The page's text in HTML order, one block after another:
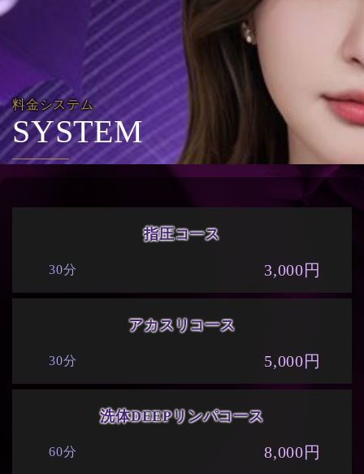
料金システム
SYSTEM
指圧コ一ス
30分 3,000円
アカスリコ一ス
30分 5,000円
洗体DEEPリンパコ一ス
60分 8,000円